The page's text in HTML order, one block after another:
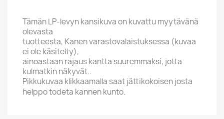
Tämän LP-levyn kansikuva on kuvattu myytävänä
olevasta
tuotteesta, Kanen varastovalaistuksessa (kuvaa
ei ole käsitelty),
ainoastaan rajaus kantta suuremmaksi, jotta
kulmatkin näkyvät..
Pikkukuvaa klikkaamalla saat jättikokoisen josta
helppo todeta kannen kunto.